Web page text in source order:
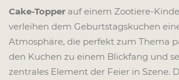
Cake-Topper auf einem Zootiere-
verleihen dem Geburtstagskuchen
Atmosphäre, die perfekt zum Thema
den Kuchen zu einem Blickfang und
zentrales Element der Feier in Szene.